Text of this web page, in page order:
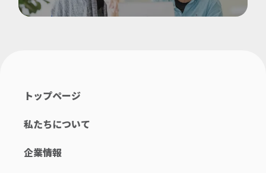
トップページ
私たちについて
企業情報